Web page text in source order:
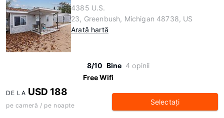
4385 U.S.
23, Greenbush, Michigan 48738, US
Arată hartă
8/10 Bine 4 opinii
Free Wifi
DE LA USD 188
pe cameră / pe noapte Selectaţi